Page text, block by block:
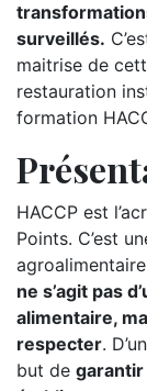
surveillés.
maitrise de
restauration
formation
HACCP est
Points. C’est
ne s’agit pas
alimentaire,
respecter.
but de garantir